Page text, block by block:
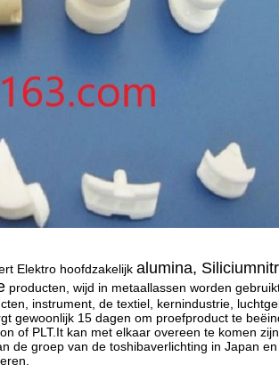
Elektro hoofdzakelijk alumina,
producten, wijd in metaallassen worden
instrument, de textiel, kernindustrie,
gewoonlijk 15 dagen om proefproduct te
of PLT.It kan met elkaar overeen te komen zijn.
de groep van de toshibaverlichting in Japan